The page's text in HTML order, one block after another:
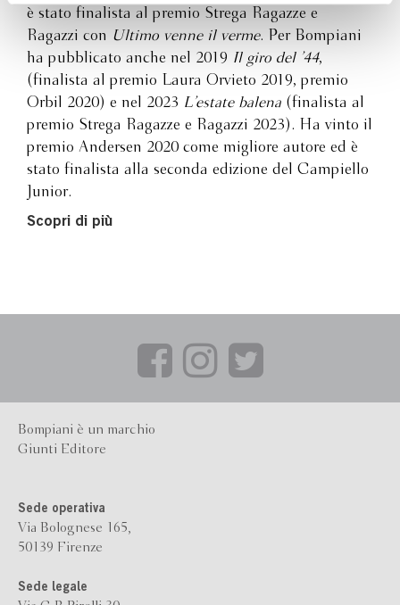
è stato finalista al premio Strega Ragazze e
Ragazzi con Ultimo venne il verme. Per Bompiani
ha pubblicato anche nel 2019 Il giro del ’44,
(finalista al premio Laura Orvieto 2019, premio
Orbil 2020) e nel 2023 L’estate balena (finalista al
premio Strega Ragazze e Ragazzi 2023). Ha vinto il
premio Andersen 2020 come migliore autore ed è
stato finalista alla seconda edizione del Campiello
Junior.
Scopri di più
Bompiani è un marchio
Giunti Editore
Sede operativa
Via Bolognese 165,
50139 Firenze
Sede legale